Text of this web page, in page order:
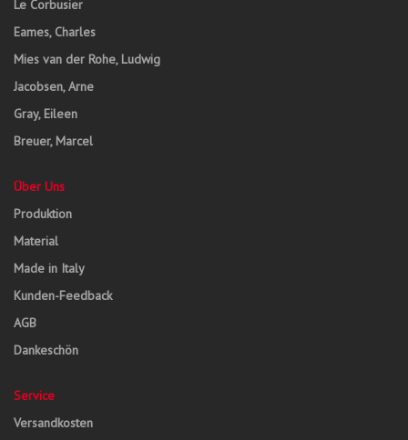
Le Corbusier
Eames, Charles
Mies van der Rohe, Ludwig
Jacobsen, Arne
Gray, Eileen
Breuer, Marcel
Über Uns
Produktion
Material
Made in Italy
Kunden-Feedback
AGB
Dankeschön
Service
Versandkosten